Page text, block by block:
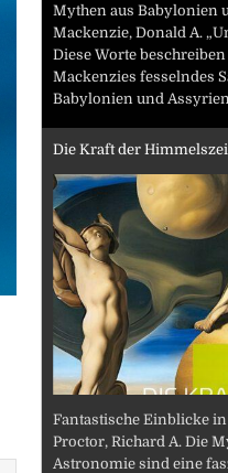
Mythen aus Babylonien
Mackenzie, Donald A.
Diese Worte
Mackenzies fesselndes
Babylonien und
Die Kraft der
Fantastische Einblicke
Proctor, Richard A. Die
Astronomie sind eine